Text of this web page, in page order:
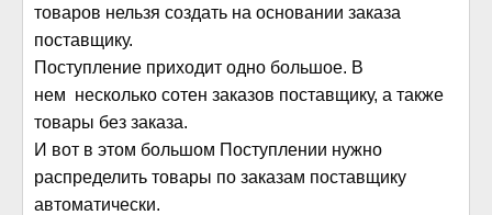
товаров нельзя создать на основании заказа
поставщику.
Поступление приходит одно большое. В
нем несколько сотен заказов поставщику, а также
товары без заказа.
И вот в этом большом Поступлении нужно
распределить товары по заказам поставщику
автоматически.